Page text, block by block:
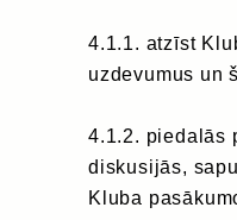
4.1.1. atzīst
uzdevumus un
4.1.2. piedalās
diskusijās,
Kluba